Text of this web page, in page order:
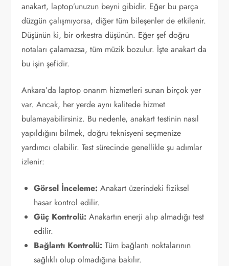
anakart, laptop’unuzun beyni gibidir. Eğer bu parça
düzgün çalışmıyorsa, diğer tüm bileşenler de etkilenir.
Düşünün ki, bir orkestra düşünün. Eğer şef doğru
notaları çalamazsa, tüm müzik bozulur. İşte anakart da
bu işin şefidir.
Ankara’da laptop onarım hizmetleri sunan birçok yer
var. Ancak, her yerde aynı kalitede hizmet
bulamayabilirsiniz. Bu nedenle, anakart testinin nasıl
yapıldığını bilmek, doğru teknisyeni seçmenize
yardımcı olabilir. Test sürecinde genellikle şu adımlar
izlenir:
Görsel İnceleme: Anakart üzerindeki fiziksel
hasar kontrol edilir.
Güç Kontrolü: Anakartın enerji alıp almadığı test
edilir.
Bağlantı Kontrolü: Tüm bağlantı noktalarının
sağlıklı olup olmadığına bakılır.